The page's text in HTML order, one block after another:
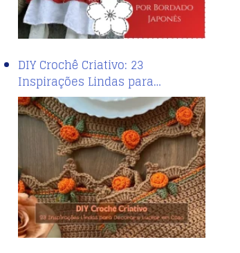
DIY Crochê Criativo: 23
Inspirações Lindas para…